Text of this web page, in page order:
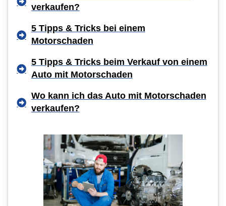
verkaufen?
5 Tipps & Tricks bei einem
Motorschaden
5 Tipps & Tricks beim Verkauf von einem
Auto mit Motorschaden
Wo kann ich das Auto mit Motorschaden
verkaufen?